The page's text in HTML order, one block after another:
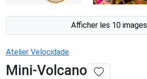
Afficher les 10 images
Atelier Velocidade
Mini-Volcano